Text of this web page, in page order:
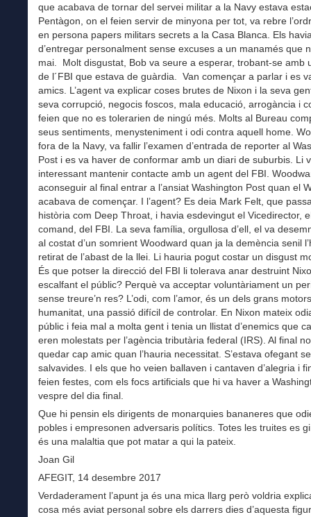
que acabava de tornar del servei militar a la Navy estava
Pentàgon, on el feien servir de minyona per tot, va rebre
en persona papers militars secrets a la Casa Blanca. Els
d’entregar personalment sense excuses a un manamés que
mai. Molt disgustat, Bob va seure a esperar, trobant-se amb
de l´FBI que estava de guàrdia. Van començar a parlar i es
amics. L’agent va explicar coses brutes de Nixon i la seva
seva corrupció, negocis foscos, mala educació, arrogància i
feien que no es tolerarien de ningú més. Molts al Bureau
seus sentiments, menysteniment i odi contra aquell home.
fora de la Navy, va fallir l’examen d’entrada de reporter al
Post i es va haver de conformar amb un diari de suburbis. Li
interessant mantenir contacte amb un agent del FBI.
aconseguir al final entrar a l’ansiat Washington Post quan el
acabava de començar. I l’agent? Es deia Mark Felt, que
història com Deep Throat, i havia esdevingut el Vicedirector,
comand, del FBI. La seva família, orgullosa d’ell, el va
al costat d’un somrient Woodward quan ja la demència senil
retirat de l’abast de la llei. Li hauria pogut costar un disgust
És que potser la direcció del FBI li tolerava anar destruint
escalfant el públic? Perquè va acceptar voluntàriament un
sense treure’n res? L’odi, com l’amor, és un dels grans
humanitat, una passió difícil de controlar. En Nixon mateix
públic i feia mal a molta gent i tenia un llistat d’enemics que
eren molestats per l’agència tributària federal (IRS). Al final
quedar cap amic quan l’hauria necessitat. S’estava ofegant
salvavides. I els que ho veien ballaven i cantaven d’alegria i
feien festes, com els focs artificials que hi va haver a
vespre del dia final.
Que hi pensin els dirigents de monarquies bananeres que
pobles i empresonen adversaris polítics. Totes les truites es
és una malaltia que pot matar a qui la pateix.
Joan Gil
AFEGIT, 14 desembre 2017
Verdaderament l’apunt ja és una mica llarg però voldria
cosa més aviat personal sobre els darrers dies d’aquesta